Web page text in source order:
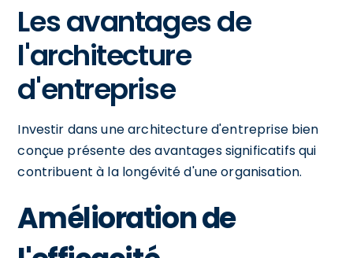
Les avantages de
l'architecture
d'entreprise
Investir dans une architecture d'entreprise bien
conçue présente des avantages significatifs qui
contribuent à la longévité d'une organisation.
Amélioration de